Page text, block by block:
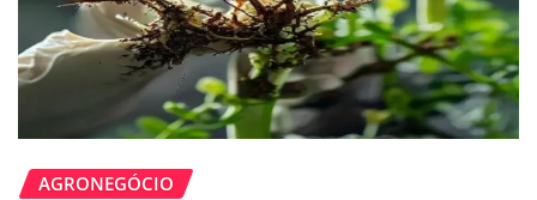
AGRONEGÓCIO